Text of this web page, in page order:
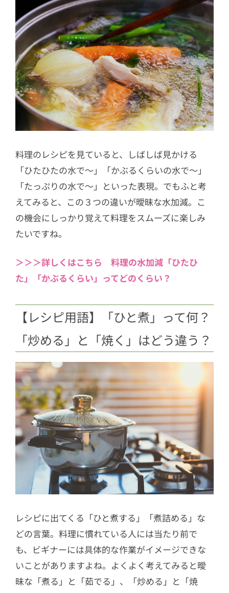
は？茎や葉も食べられる？
3.7【おいしい煮豚レシピ】たこ糸を
巻く理由や巻き方も解説
3.8
家庭の鍋がお店の味に！ちょっと
の工夫でグンとおいしくなるテクニ
ック
3.9朝食やランチに食べたい！サンド
イッチの基本の作り方＆バリエ9選
選】水切り、下茹で、時短料理にも
活用！
3.11【油揚げ＆厚揚げの油抜きの方
法】ひと手間で仕上がりに差が出
る！
3.12
度の見極め方
3.13【魚のさばき方】アジで挑戦！二
3.14「煮込み」「煮しめ」「煮付け」
おいしく「煮る」ための基本
3.1510月25日は世界パスタデー！プロ
に聞くミートソーススパゲッティの
コツ
3.16【写真で解説】エビの下処理＆電
子レンジで簡単エビチリ
3.17おうちで絶品ステーキを味わうに
は「焼き方＆ソース」がポイント！
3.18おうちの焼き肉を「焼き肉店の
味」にする裏技とコツ
バリエレシピ
3.20白ごはんのおいしい炊き方、基本
のキ【炊飯器・土鍋・電子レンジ】
3.21失敗なしで好みの固さに！ゆで
卵・ねっとり半熟卵・温泉卵の作り
料理のレシピを見ていると、しばしば見かける
「ひたひたの水で〜」「かぶるくらいの水で〜」
「たっぷりの水で〜」といった表現。でもふと考
えてみると、この３つの違いが曖昧な水加減。こ
の機会にしっかり覚えて料理をスムーズに楽しみ
たいですね。
＞＞＞詳しくはこちら 料理の水加減「ひたひ
た」「かぶるくらい」ってどのくらい？
【レシピ用語】「ひと煮」って何？
「炒める」と「焼く」はどう違う？
レシピに出てくる「ひと煮する」「煮詰める」な
どの言葉。料理に慣れている人には当たり前で
も、ビギナーには具体的な作業がイメージできな
いことがありますよね。よくよく考えてみると曖
昧な「煮る」と「茹でる」、「炒める」と「焼